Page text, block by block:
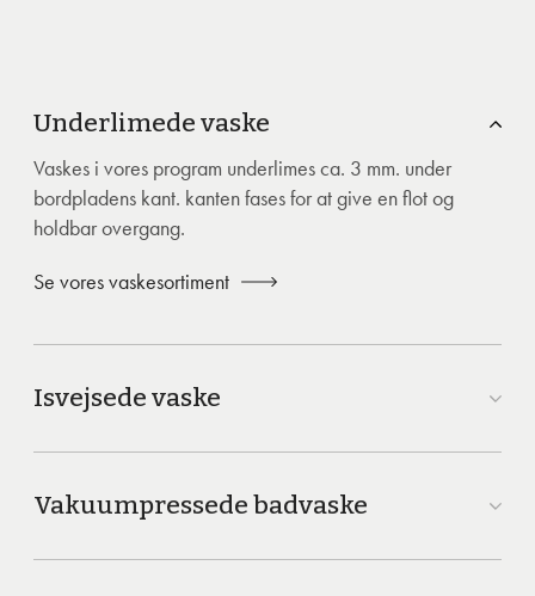
Underlimede vaske
Vaskes i vores program underlimes ca. 3 mm. under
bordpladens kant. kanten fases for at give en flot og
holdbar overgang.
Se vores vaskesortiment
Isvejsede vaske
Vakuumpressede badvaske